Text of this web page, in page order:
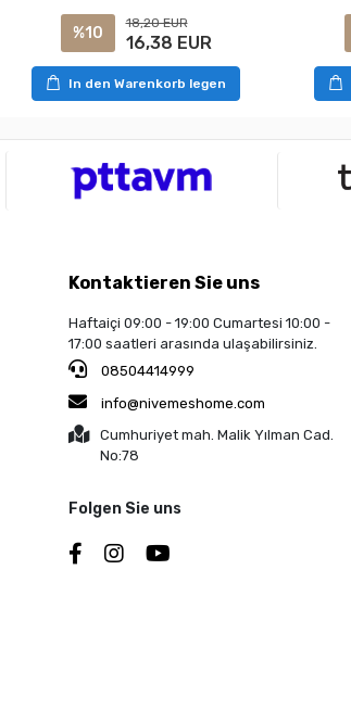
%10
18,20 EUR
16,38 EUR
In den Warenkorb legen
Kontaktieren Sie uns
Haftaiçi 09:00 - 19:00 Cumartesi 10:00 -
17:00 saatleri arasında ulaşabilirsiniz.
08504414999
info@nivemeshome.com
Cumhuriyet mah. Malik Yılman Cad.
No:78
Folgen Sie uns